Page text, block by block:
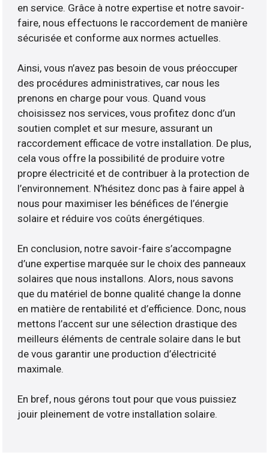
en service. Grâce à notre expertise et notre savoir-
faire, nous effectuons le raccordement de manière
sécurisée et conforme aux normes actuelles.
Ainsi, vous n’avez pas besoin de vous préoccuper
des procédures administratives, car nous les
prenons en charge pour vous. Quand vous
choisissez nos services, vous profitez donc d’un
soutien complet et sur mesure, assurant un
raccordement efficace de votre installation. De plus,
cela vous offre la possibilité de produire votre
propre électricité et de contribuer à la protection de
l’environnement. N’hésitez donc pas à faire appel à
nous pour maximiser les bénéfices de l’énergie
solaire et réduire vos coûts énergétiques.
En conclusion, notre savoir-faire s’accompagne
d’une expertise marquée sur le choix des panneaux
solaires que nous installons. Alors, nous savons
que du matériel de bonne qualité change la donne
en matière de rentabilité et d’efficience. Donc, nous
mettons l’accent sur une sélection drastique des
meilleurs éléments de centrale solaire dans le but
de vous garantir une production d’électricité
maximale.
En bref, nous gérons tout pour que vous puissiez
jouir pleinement de votre installation solaire.